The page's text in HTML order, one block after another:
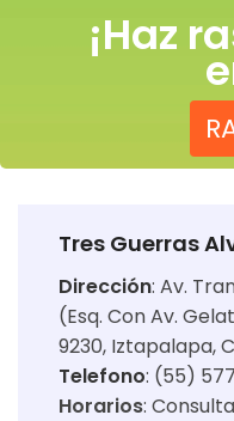
¡Haz
Tres Guerras
Dirección: Av.
(Esq. Con Av.
9230, Iztapalapa,
Telefono: (55)
Horarios: